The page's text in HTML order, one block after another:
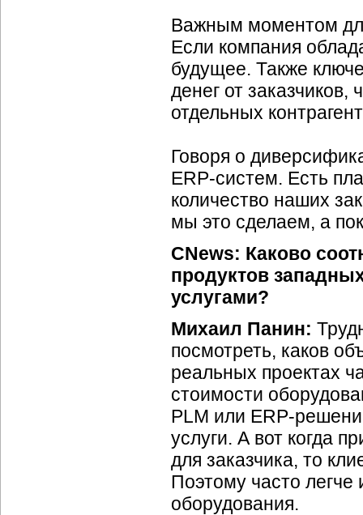
Важным моментом
Если компания
будущее. Также
денег от
отдельных
Говоря о
ERP-систем. Есть
количество наших
мы это сделаем, а
CNews: Каково
продуктов
услугами?
Михаил Панин:
посмотреть, каков
реальных проектах
стоимости
PLM или ERP-
услуги. А вот когда
для заказчика, то
Поэтому часто легче
оборудования.